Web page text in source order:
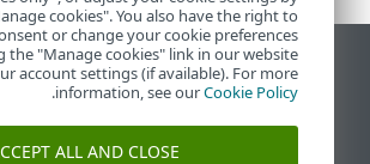
عرض موقع سطح المكتب
End of Life
قاعدة معارف ESET
cookies". You also have the right to
or change your cookie preferences
the "Manage cookies" link in our website
account settings (if available). For more
information, see ourCookie Policy
.
ALL AND CLOSE